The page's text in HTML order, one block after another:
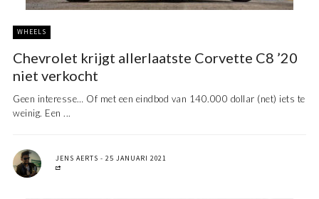
WHEELS
Chevrolet krijgt allerlaatste Corvette C8 ’20
niet verkocht
Geen interesse… Of met een eindbod van 140.000 dollar (net) iets te
weinig. Een ...
JENS AERTS 25 JANUARI 2021